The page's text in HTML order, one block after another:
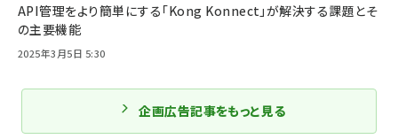
API管理をより簡単にする「Kong Konnect」が解決する課題とそ
の主要機能
2025年3月5日 5:30
企画広告記事をもっと見る